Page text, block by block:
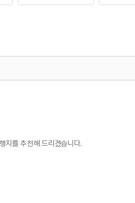
지를 추천해 드리겠습니다.